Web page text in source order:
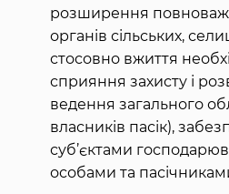
розширення
органів сільських,
стосовно вжиття
сприяння захисту і
ведення загального
власників пасік),
суб’єктами
особами та